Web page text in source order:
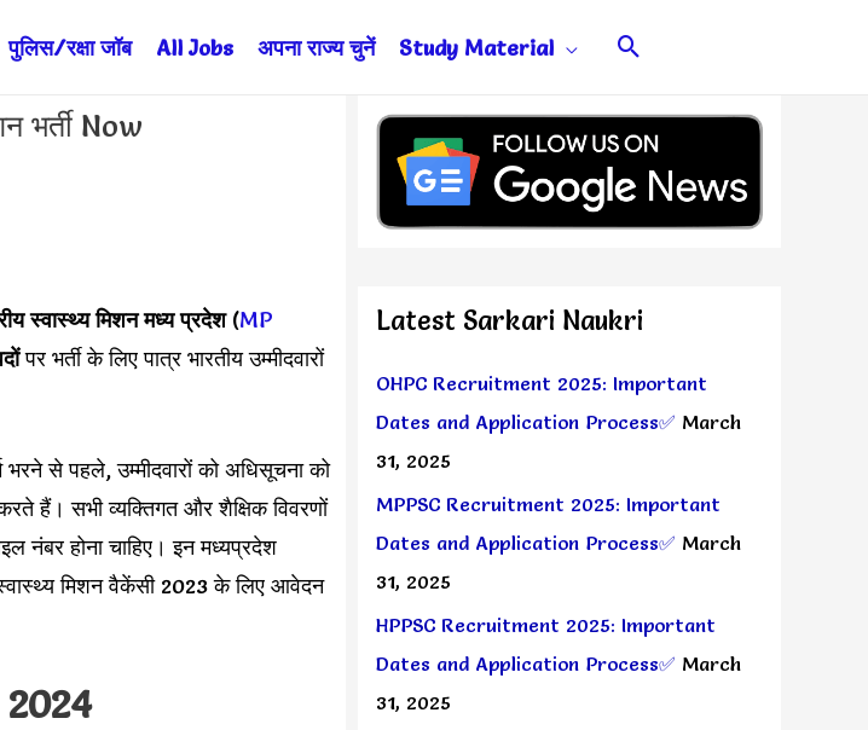
पुलिस/रक्षा जॉब All Jobs अपना राज्य चुनें Study Material Search
भर्ती Now
स्वास्थ्य मिशन मध्य प्रदेश(MP
पर भर्ती के लिए पात्र भारतीय उम्मीदवारों
से पहले, उम्मीदवारों को अधिसूचना को
हैं। सभी व्यक्तिगत और शैक्षिक विवरणों
नंबर होना चाहिए। इन मध्यप्रदेश
स्वास्थ्य मिशन वैकेंसी 2023 के लिए आवेदन
Latest Sarkari Naukri
OHPC Recruitment 2025: Important
Dates and Application Process✅ March
31, 2025
MPPSC Recruitment 2025: Important
Dates and Application Process✅ March
31, 2025
HPPSC Recruitment 2025: Important
Dates and Application Process✅ March
31, 2025